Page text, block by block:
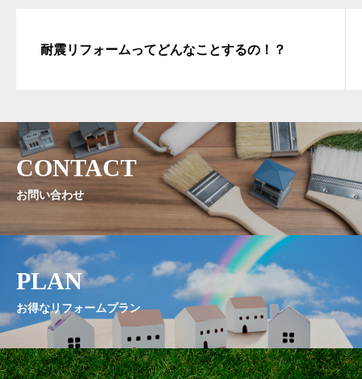
耐震リフォームってどんなことするの！？
CONTACT
お問い合わせ
PLAN
お得なリフォームプラン